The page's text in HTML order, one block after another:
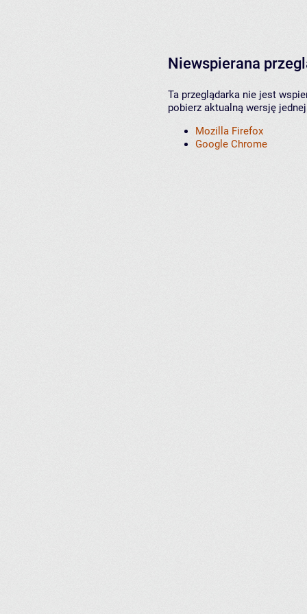
Niewspierana
Ta przeglądarka nie jest
pobierz aktualną wersję
Mozilla Firefox
Google Chrome